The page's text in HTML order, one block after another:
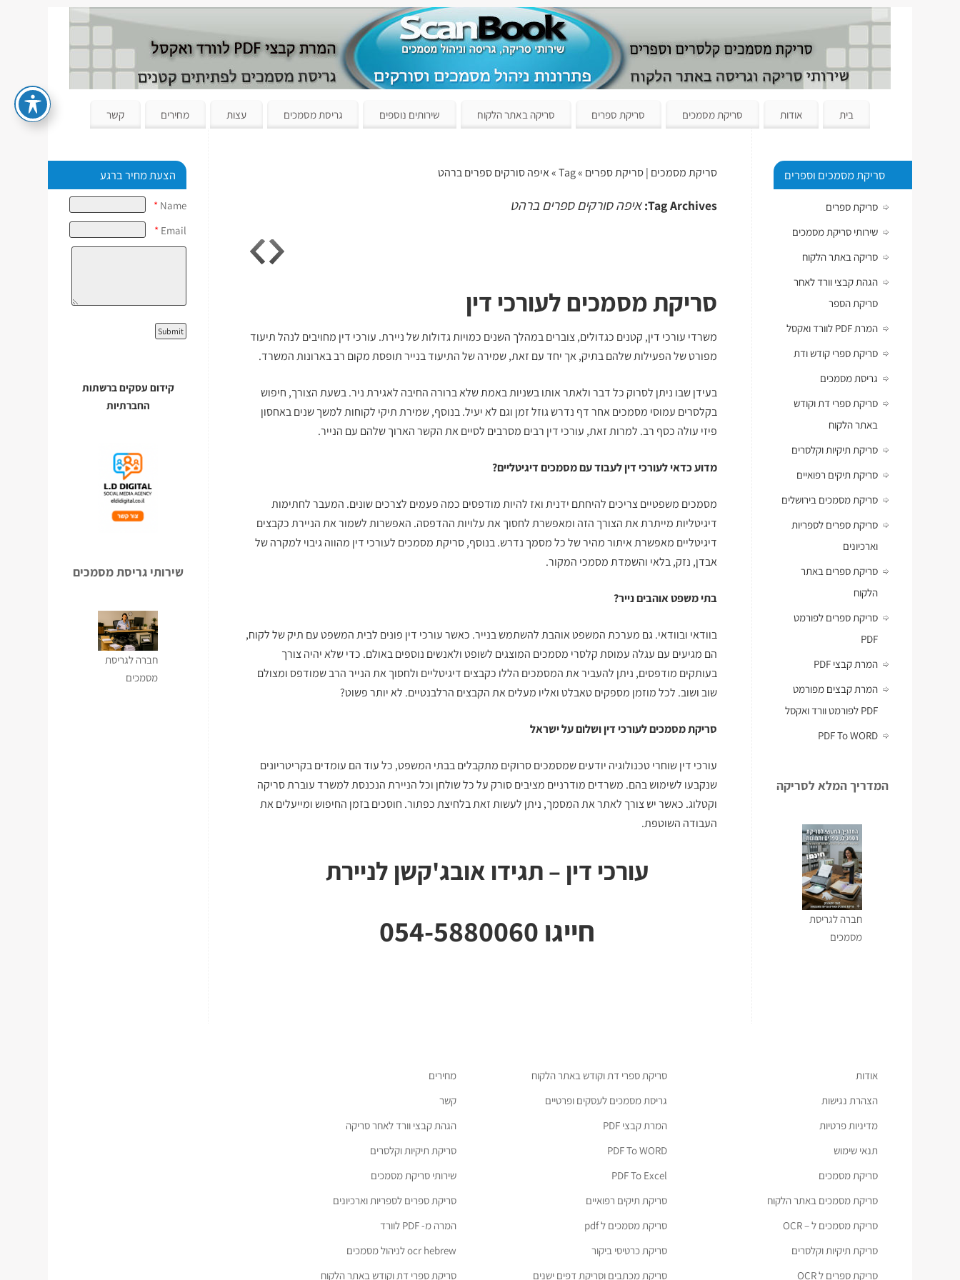
בית אודות סריקת מסמכים סריקת ספרים סריקה באתר הלקוח שירותים נוספים גריסת מסמכים עצות מחירים קשר
סריקת מסמכים | סריקת ספרים » Tag » איפה סורקים ספרים ברהט
Tag Archives: איפה סורקים ספרים ברהט
סריקת מסמכים לעורכי דין
משרדי עורכי דין, קטנים כגדולים, צוברים במהלך השנים כמויות גדולות של ניירת. עורכי דין מחויבים לנהל תיעוד
מפורט של הפעילות שלהם בתיק, אך יחד עם זאת, שמירה של התיעוד בנייר תופסת מקום רב בארונות המשרד.
בעידן שבו ניתן לסרוק כל דבר ולאתר אותו בשניות באמת שלא ברורה החיבה לאגירת ניר. בשעת הצורך, חיפוש
בקלסרים עמוסי מסמכים אחר דף נדרש גוזל זמן וגם לא יעיל. בנוסף, שמירת תיקי לקוחות למשך שנים באחסון
פיזי עולה כסף רב. למרות זאת, עורכי דין רבים מסרבים לסיים את הקשר הארוך שלהם עם הנייר.
מדוע כדאי לעורכי דין לעבוד עם מסמכים דיגיטליים?
מסמכים משפטיים צריכים להיחתם ידנית ואז להיות מודפסים כמה פעמים לצרכים שונים. המעבר לחתימות
דיגיטליות מייתרת את הצורך הזה ומאפשרת לחסוך את עלויות ההדפסה. האפשרות לשמור את הניירת כקבצים
דיגיטליים מאפשרת איתור מהיר של כל מסמך נדרש. בנוסף,סריקת מסמכים לעורכי דין מהווה גיבוי למקרה של
אבדן, נזק, בלאי והשמדת מסמכי המקור.
בתי משפט אוהבים נייר?
בוודאי ובוודאי. גם מערכת המשפט אוהבת להשתמש בנייר. כאשר עורכי דין פונים לבית המשפט עם תיק של לקוח,
הם מגיעים עם עגלה עמוסת קלסרי מסמכים המוצגים לשופט ולאנשים נוספים באולם. כדי שלא יהיה צורך
בעותקים מודפסים, ניתן להעביר את המסמכים הללו כקבצים דיגיטליים ולחסוך את הנייר הרב שמודפס ומצולם
שוב ושוב. לכל מוזמן מספקים טאבלט ואליו מעלים את הקבצים הרלבנטיים. לא יותר פשוט?
סריקת מסמכים לעורכי דיןושלום על ישראל
עורכי דין שוחרי טכנולוגיה יודעים שמסמכים סרוקים מתקבלים בבתי המשפט, כל עוד הם עומדים בקריטריונים
שנקבעו לשימוש בהם. משרדים מודרניים מציבים סורק על כל שולחן וכל הניירת הנכנסת למשרד עוברת סריקה
וקטלוג. כאשר יש צורך לאתר את המסמך, ניתן לעשות זאת בלחיצת כפתור. חוסכים בזמן החיפוש ומייעלים את
העבודה השוטפת.
עורכי דין – תגידו אובג'קשן לניירת
חייגו 054-5880060
הצעת מחיר ברגע
Name
*
Email
*
קידום עסקים ברשתות
החברתיות
שירותי גריסת מסמכים
חברה לגריסת
מסמכים
סריקת מסמכים וספרים
סריקת ספרים
שירותי סריקת מסמכים
סריקה באתר הלקוח
הגהת קבצי וורד לאחר
סריקת הספר
המרת PDF לוורד ואקסל
סריקת ספרי קודש ודת
גריסת מסמכים
סריקת ספרי דת וקודש
באתר הלקוח
סריקת תיקיות וקלסרים
סריקת תיקים רפואיים
סריקת מסמכים בירושלים
סריקת ספרים לספריות
וארכיונים
סריקת ספרים באתר
הלקוח
סריקת ספרים לפורמט
PDF
המרת קבצי PDF
המרת קבצים מפורמט
PDF לפורמט וורד ואקסל
PDF To WORD
המדריך המלא לסריקה
חברה לגריסת
מסמכים
אודות
הצהרת נגישות
מדיניות פרטיות
תנאי שימוש
סריקת מסמכים
סריקת מסמכים באתר הלקוח
סריקת מסמכים ל – OCR
סריקת תיקיות וקלסרים
סריקת ספרים ל OCR
סריקת ספרי דת וקודש באתר הלקוח
גריסת מסמכים לעסקים ופרטיים
המרת קבצי PDF
PDF To WORD
PDF To Excel
סריקת תיקים רפואיים
סריקת מסמכים ל pdf
סריקת כרטיסי ביקור
סריקת מכתבים וסריקת דפים ישנים
מחירים
קשר
הגהת קבצי וורד לאחר סריקה
סריקת תיקיות וקלסרים
שירותי סריקת מסמכים
סריקת ספרים לספריות וארכיונים
המרה מ- PDF לוורד
ocr hebrew לניהול מסמכים
סריקת ספרי דת וקודש באתר הלקוח